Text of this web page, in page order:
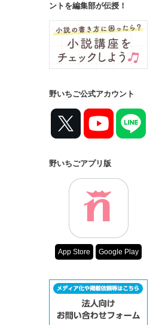
ントを編集部が伝授！
野いちご公式アカウント
野いちごアプリ版
App Store Google Play